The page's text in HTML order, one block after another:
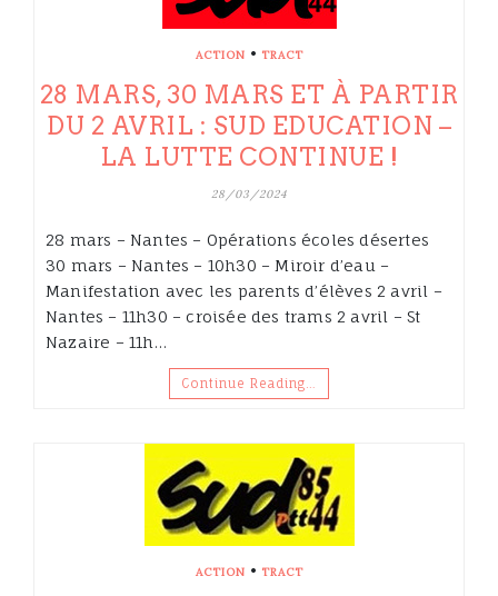
ACTION • TRACT
28 MARS, 30 MARS ET À PARTIR
DU 2 AVRIL : SUD EDUCATION –
LA LUTTE CONTINUE !
28/03/2024
28 mars – Nantes – Opérations écoles désertes
30 mars – Nantes – 10h30 – Miroir d’eau –
Manifestation avec les parents d’élèves 2 avril –
Nantes – 11h30 – croisée des trams 2 avril – St
Nazaire – 11h…
Continue Reading…
ACTION • TRACT